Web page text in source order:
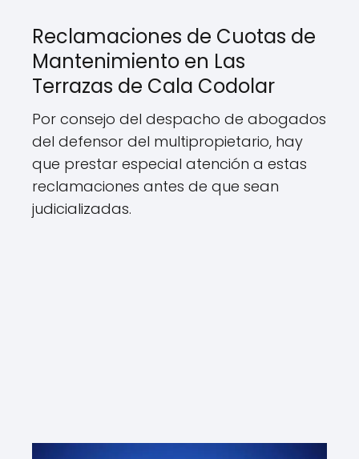
Reclamaciones de Cuotas de
Mantenimiento en Las
Terrazas de Cala Codolar
Por consejo del despacho de abogados
del defensor del multipropietario, hay
que prestar especial atención a estas
reclamaciones antes de que sean
judicializadas.